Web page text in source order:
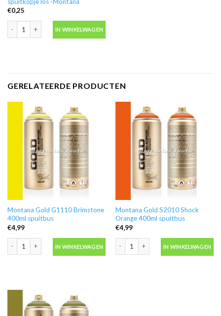
€0,25
IN WINKELWAGEN
GERELATEERDE PRODUCTEN
Montana Gold G1110 Brimstone
400ml spuitbus
€4,99
IN WINKELWAGEN
Montana Gold S2010 Shock
Orange 400ml spuitbus
€4,99
IN WINKELWAGEN